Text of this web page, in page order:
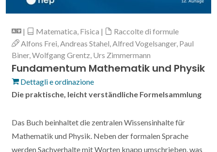
| Matematica, Fisica |
Raccolte di formule
Alfons Frei, Andreas Stahel, Alfred Vogelsanger, Paul
Biner, Wolfgang Grentz, Urs Zimmermann
Fundamentum Mathematik und Physik
Dettagli e ordinazione
Die praktische, leicht verständliche Formelsammlung
Das Buch beinhaltet die zentralen Wissensinhalte für
Mathematik und Physik. Neben der formalen Sprache
werden Sachverhalte mit Worten knapp umschrieben, was